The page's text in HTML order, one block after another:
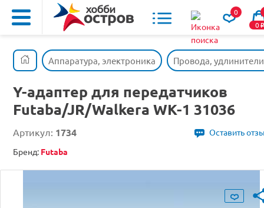
0
0o
Аппаратура, электроника Провода,
Y-адаптер для передатчиков
Futaba/JR/Walkera WK-1 31036
Артикул: 1734
Оставить
Бренд: Futaba